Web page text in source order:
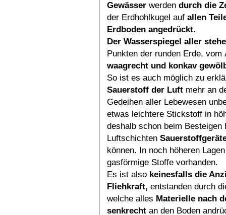
Gewässer werden durch die
der Erdhohlkugel auf allen
Erdboden angedrückt.
Der Wasserspiegel aller
Punkten der runden Erde,
waagrecht und konkav
So ist es auch möglich zu
Sauerstoff der Luft mehr an
Gedeihen aller Lebewesen
etwas leichtere Stickstoff in
deshalb schon beim Besteigen
Luftschichten
können. In noch höheren
gasförmige Stoffe vorhanden.
Es ist also keinesfalls die
Fliehkraft, entstanden durch
welche alles Materielle nach
senkrecht an den Boden